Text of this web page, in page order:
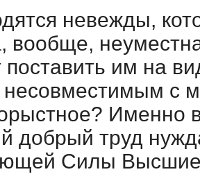
невежды,
вообще,
им на
несовместимым с
Именно
добрый труд
Силы